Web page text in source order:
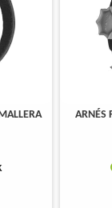
ARNÉS